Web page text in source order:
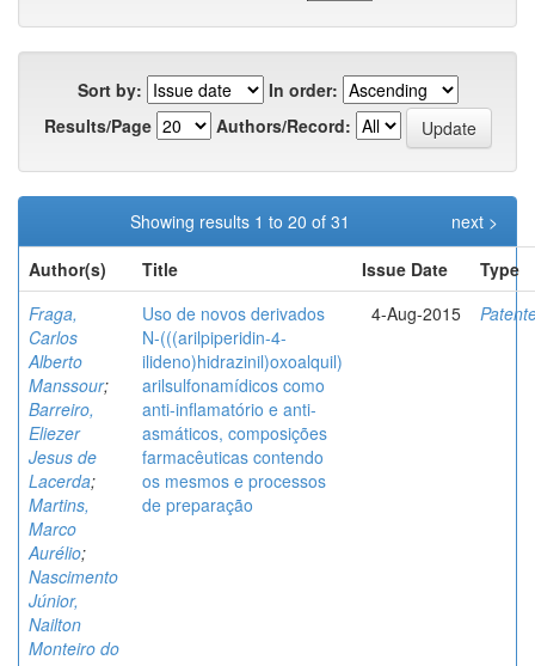
Sort by:
In order:
Results/Page
Authors/Record:
Showing results 1 to 20 of 31
next >
Author(s)
Title Issue Date
Type
Fraga,
Carlos
Alberto
Manssour;
Barreiro,
Eliezer
Jesus de
Lacerda;
Martins,
Marco
Aurélio;
Nascimento
Júnior,
Nailton
Monteiro do
Uso de novos derivados
N-(((arilpiperidin-4-
ilideno)hidrazinil)oxoalquil)
arilsulfonamídicos como
anti-inflamatório e anti-
asmáticos, composições
farmacêuticas contendo
os mesmos e processos
de preparação
4-Aug-2015